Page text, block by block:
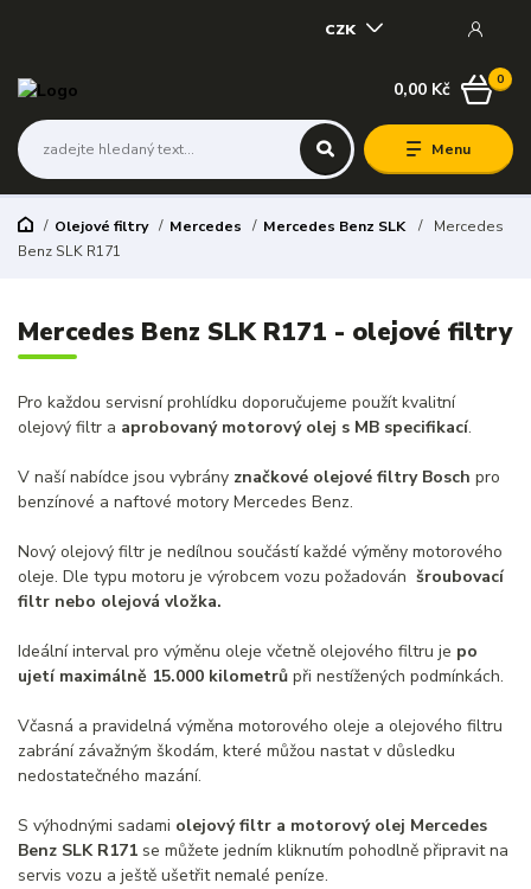
Menu
CZK
0
0,00 Kč
Olejové filtry Mercedes Mercedes Benz SLK
Mercedes
Benz SLK R171
Mercedes Benz SLK R171 - olejové filtry
Pro každou servisní prohlídku doporučujeme použít kvalitní
olejový filtr a aprobovaný motorový olej s MB specifikací.
V naší nabídce jsou vybrány značkové olejové filtry Bosch pro
benzínové a naftové motory Mercedes Benz.
Nový olejový filtr je nedílnou součástí každé výměny motorového
oleje. Dle typu motoru je výrobcem vozu požadován šroubovací
filtr nebo olejová vložka.
Ideální interval pro výměnu oleje včetně olejového filtru je po
ujetí maximálně 15.000 kilometrů při nestížených podmínkách.
Včasná a pravidelná výměna motorového oleje a olejového filtru
zabrání závažným škodám, které můžou nastat v důsledku
nedostatečného mazání.
S výhodnými sadami olejový filtr a motorový olej Mercedes
Benz SLK R171 se můžete jedním kliknutím pohodlně připravit na
servis vozu a ještě ušetřit nemalé peníze.